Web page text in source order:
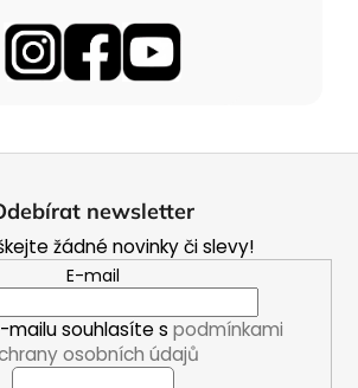
newsletter
žádné novinky či slevy!
E-mail
mailu souhlasíte s podmínkami
osobních údajů